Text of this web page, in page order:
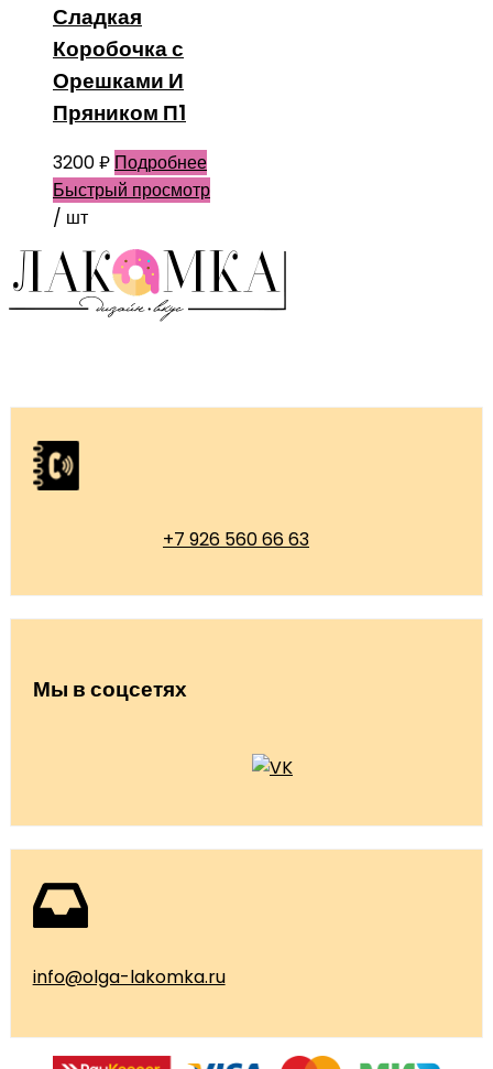
Сладкая
Коробочка с
Орешками И
Пряником П1
3200₽ Подробнее
Быстрый просмотр
/ шт
+7 926 560 66 63
Мы в соцсетях
info@olga-lakomka.ru